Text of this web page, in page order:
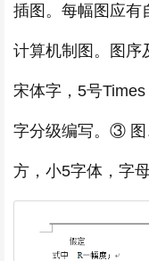
插图。每幅图应有
计算机制图。图序
宋体字，5号
字分级编写。③ 图
方，小5字体，字